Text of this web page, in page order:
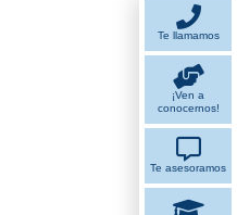
Te llamamos
¡Ven a
conocernos!
Te asesoramos